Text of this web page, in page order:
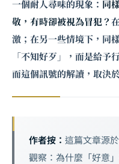
一個耐人尋味的現象： 同
敬，有時卻被視為冒犯？
激；在另一些情境下，同
「不知好歹」，而是給
而這個訊號的解讀，取決
作者按： 這篇文章源
觀察：為什麼「好意